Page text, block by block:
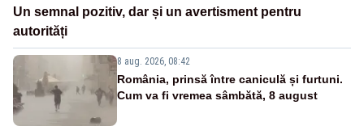
Un semnal pozitiv, dar și un avertisment pentru
autorități
8 aug. 2026, 08:42
România, prinsă între caniculă și furtuni.
Cum va fi vremea sâmbătă, 8 august